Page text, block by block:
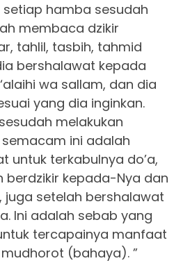
setiap hamba sesudah
membaca dzikir
tahlil, tasbih, tahmid
bershalawat kepada
wa sallam, dan dia
yang dia inginkan.
melakukan
ini adalah
untuk terkabulnya do’a,
berdzikir kepada-Nya dan
juga setelah bershalawat
Ini adalah sebab yang
tercapainya manfaat
(bahaya). ”